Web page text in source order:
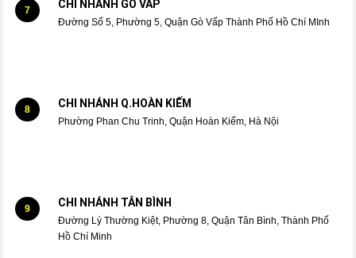
7 CHI NHÁNH GÒ VẤP
Đường Số 5, Phường 5, Quận Gò Vấp Thành Phố Hồ Chí MInh
8 CHI NHÁNH Q.HOÀN KIẾM
Phường Phan Chu Trinh, Quận Hoàn Kiếm, Hà Nội
9 CHI NHÁNH TÂN BÌNH
Đường Lý Thường Kiệt, Phường 8, Quận Tân Bình, Thành Phố
Hồ Chí Minh